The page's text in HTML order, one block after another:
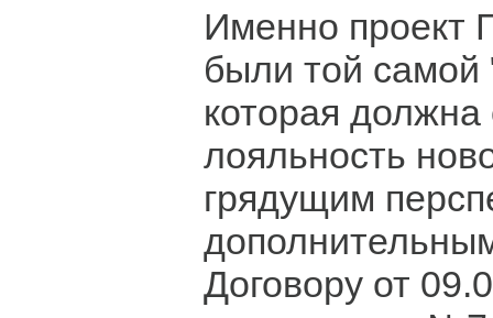
Именно проект
были той самой
которая должна
лояльность
грядущим
Договору от